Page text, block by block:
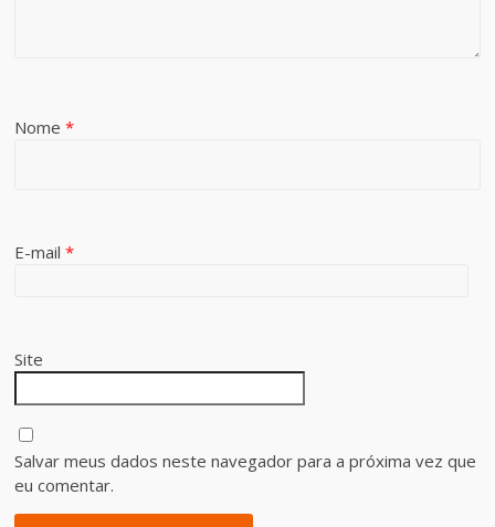
Nome*
E-mail*
Site
Salvar meus dados neste navegador para a próxima vez que
eu comentar.